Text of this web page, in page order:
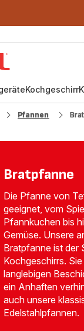
Kochgeschirr
Pfannen
Bratpfanne
Die Pfanne von
geeignet, vom
Pfannkuchen bis
Gemüse. Unsere
Bratpfanne ist der
Kochgeschirrs.
langlebigen
ein Anhaften
auch unsere
Edelstahlpfannen.